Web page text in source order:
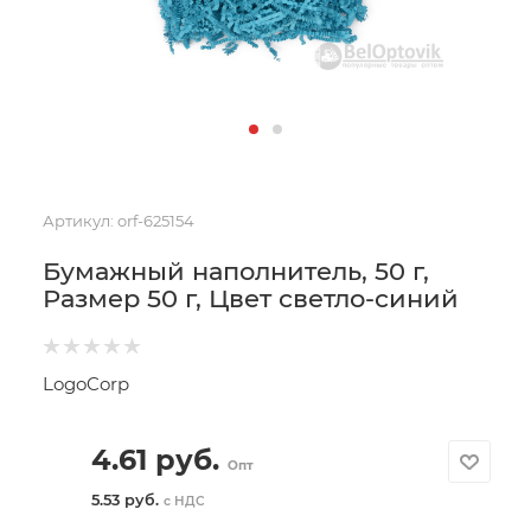
Артикул: orf-625154
Бумажный наполнитель, 50 г,
Размер 50 г, Цвет светло-синий
LogoCorp
4.61 руб. Опт
5.53 руб. с НДС